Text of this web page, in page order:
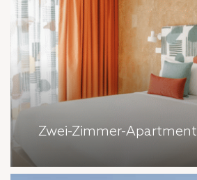
Zwei-Zimmer-Apartment